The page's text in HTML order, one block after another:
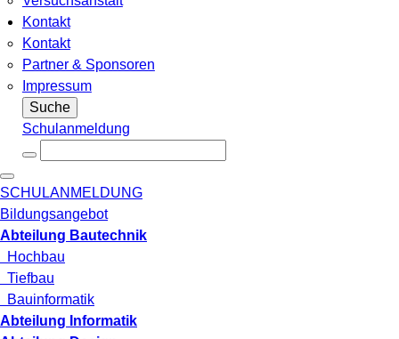
Kontakt
Kontakt
Partner & Sponsoren
Impressum
Suche
Schulanmeldung
SCHULANMELDUNG
Bildungsangebot
Abteilung Bautechnik
Hochbau
Tiefbau
Bauinformatik
Abteilung Informatik